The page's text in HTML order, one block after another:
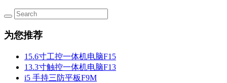
为您推荐
15.6寸工控一体机电脑F15
13.3寸触控一体机电脑F13
i5 手持三防平板F9M